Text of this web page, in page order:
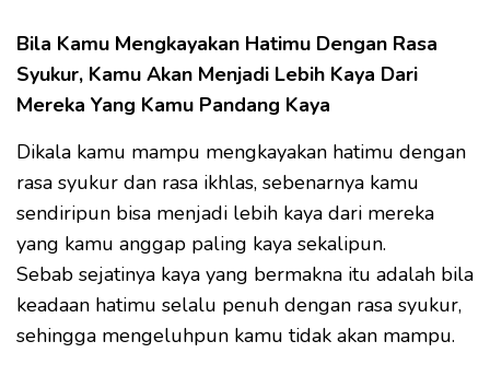
Bila Kamu Mengkayakan Hatimu Dengan Rasa
Syukur, Kamu Akan Menjadi Lebih Kaya Dari
Mereka Yang Kamu Pandang Kaya
Dikala kamu mampu mengkayakan hatimu dengan
rasa syukur dan rasa ikhlas, sebenarnya kamu
sendiripun bisa menjadi lebih kaya dari mereka
yang kamu anggap paling kaya sekalipun.
Sebab sejatinya kaya yang bermakna itu adalah bila
keadaan hatimu selalu penuh dengan rasa syukur,
sehingga mengeluhpun kamu tidak akan mampu.